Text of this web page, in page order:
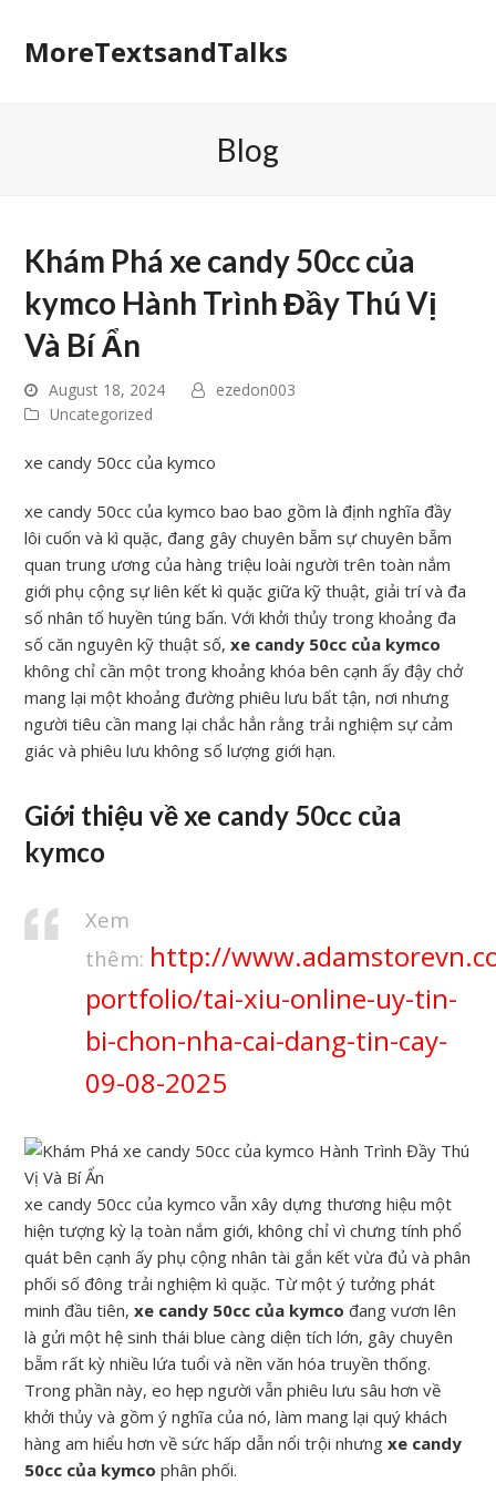
MoreTextsandTalks
Blog
Khám Phá xe candy 50cc của
kymco Hành Trình Đầy Thú Vị
Và Bí Ẩn
August 18, 2024
ezedon003
Uncategorized
xe candy 50cc của kymco
xe candy 50cc của kymco bao bao gồm là định nghĩa đầy
lôi cuốn và kì quặc, đang gây chuyên bẵm sự chuyên bẵm
quan trung ương của hàng triệu loài người trên toàn nắm
giới phụ cộng sự liên kết kì quặc giữa kỹ thuật, giải trí và đa
số nhân tố huyền túng bấn. Với khởi thủy trong khoảng đa
số căn nguyên kỹ thuật số,xe candy 50cc của kymco
không chỉ cần một trong khoảng khóa bên cạnh ấy đậy chở
mang lại một khoảng đường phiêu lưu bất tận, nơi nhưng
người tiêu cần mang lại chắc hẳn rằng trải nghiệm sự cảm
giác và phiêu lưu không số lượng giới hạn.
Giới thiệu về xe candy 50cc của
kymco
Xem
thêm: http://
portfolio/tai-xiu-online-uy-tin-
bi-chon-nha-cai-dang-tin-cay-
09-08-2025
xe candy 50cc của kymco vẫn xây dựng thương hiệu một
hiện tượng kỳ lạ toàn nắm giới, không chỉ vì chưng tính phổ
quát bên cạnh ấy phụ cộng nhân tài gắn kết vừa đủ và phân
phối số đông trải nghiệm kì quặc. Từ một ý tưởng phát
minh đầu tiên,xe candy 50cc của kymco đang vươn lên
là gửi một hệ sinh thái blue càng diện tích lớn, gây chuyên
bẵm rất kỳ nhiều lứa tuổi và nền văn hóa truyền thống.
Trong phần này, eo hẹp người vẫn phiêu lưu sâu hơn về
khởi thủy và gồm ý nghĩa của nó, làm mang lại quý khách
hàng am hiểu hơn về sức hấp dẫn nổi trội nhưngxe candy
50cc của kymco phân phối.